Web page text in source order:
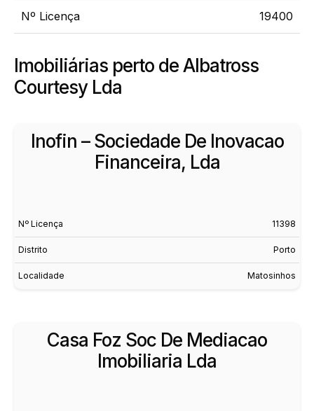
Nº Licença 19400
Imobiliárias perto de Albatross
Courtesy Lda
Inofin – Sociedade De Inovacao
Financeira, Lda
Nº Licença 11398
Distrito Porto
Localidade Matosinhos
Casa Foz Soc De Mediacao
Imobiliaria Lda